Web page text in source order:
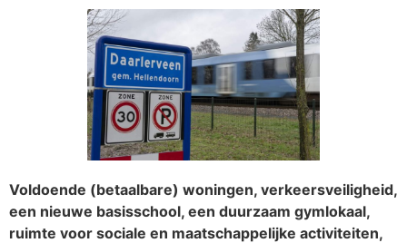
Voldoende (betaalbare) woningen, verkeersveiligheid,
een nieuwe basisschool, een duurzaam gymlokaal,
ruimte voor sociale en maatschappelijke activiteiten,